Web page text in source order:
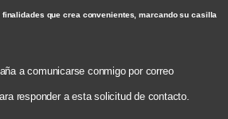
que crea convenientes, marcando su casilla
a comunicarse conmigo por correo
responder a esta solicitud de contacto.